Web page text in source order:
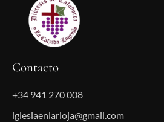
Contacto
+34 941 270 008
iglesiaenlarioja@gmail.com